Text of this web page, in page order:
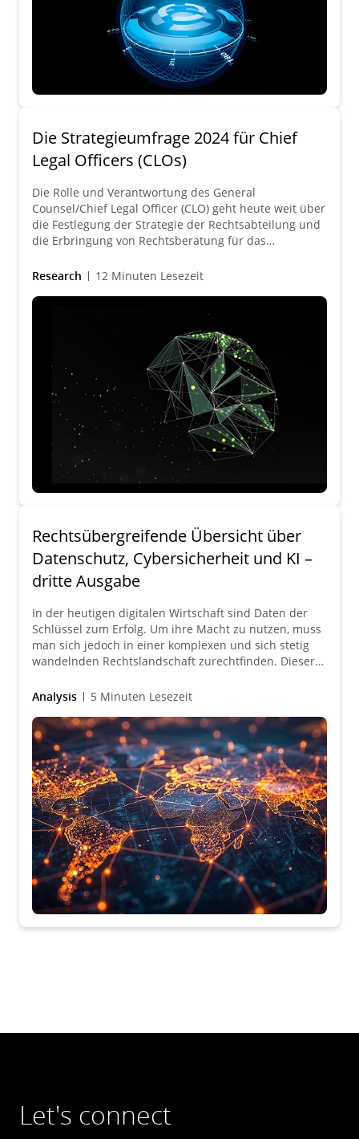
Die Strategieumfrage 2024 für Chief
Legal Officers (CLOs)
Die Rolle und Verantwortung des General
Counsel/Chief Legal Officer (CLO) geht heute weit über
die Festlegung der Strategie der Rechtsabteilung und
die Erbringung von Rechtsberatung für das
mit ihren Kolleginnen und Kollegen aus der
komplexer werdende Herausforderungen zu meistern.
Research 12 Minuten Lesezeit
Rechtsübergreifende Übersicht über
Datenschutz, Cybersicherheit und KI –
dritte Ausgabe
In der heutigen digitalen Wirtschaft sind Daten der
Schlüssel zum Erfolg. Um ihre Macht zu nutzen, muss
man sich jedoch in einer komplexen und sich stetig
wandelnden Rechtslandschaft zurechtfinden. Dieser
die jüngsten Entwicklungen und künftigen Trends in
künstliche Intelligenz in 51 Ländern.
Analysis 5 Minuten Lesezeit
Let's connect